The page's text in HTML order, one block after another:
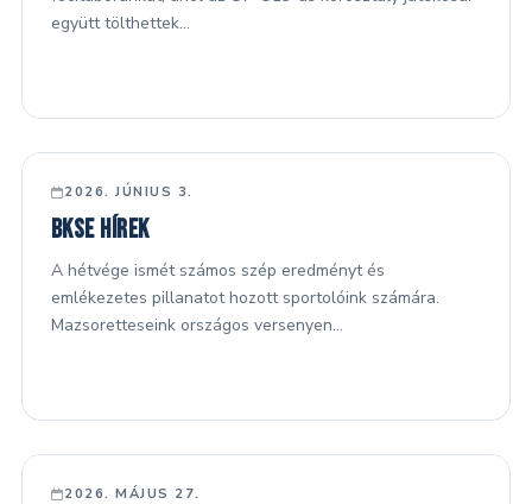
Dokumentumok
Kapcsolat
együtt tölthettek…
FŐ HÍREK
2026. JÚNIUS 3.
BKSE hírek
A hétvége ismét számos szép eredményt és
emlékezetes pillanatot hozott sportolóink számára.
Mazsoretteseink országos versenyen…
FŐ HÍREK
2026. MÁJUS 27.